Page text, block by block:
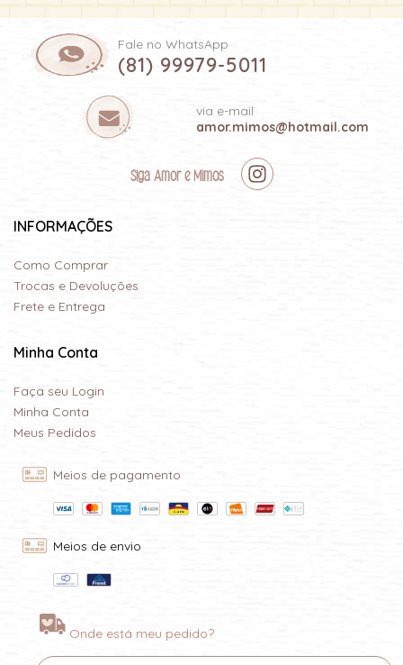
Fale no WhatsApp
(81) 99979-5011
via e-mail
amor.mimos@hotmail.com
Siga Amor e Mimos
INFORMAÇÕES
Como Comprar
Trocas e Devoluções
Frete e Entrega
Minha Conta
Faça seu Login
Minha Conta
Meus Pedidos
Meios de pagamento
Meios de envio
Onde está meu pedido?